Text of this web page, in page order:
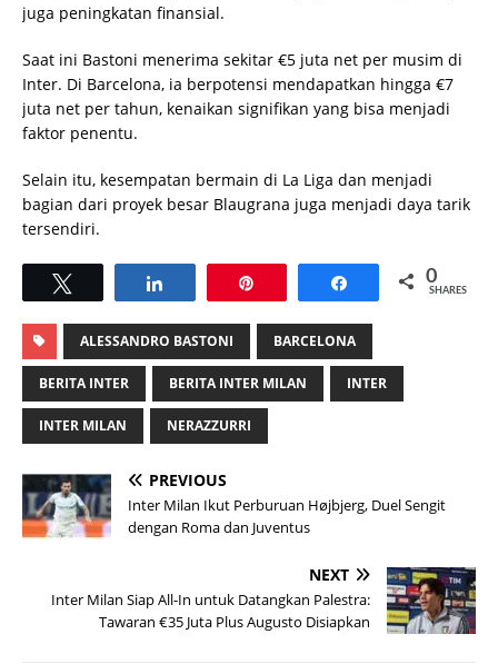
juga peningkatan finansial.
Saat ini Bastoni menerima sekitar €5 juta net per musim di
Inter. Di Barcelona, ia berpotensi mendapatkan hingga €7
juta net per tahun, kenaikan signifikan yang bisa menjadi
faktor penentu.
Selain itu, kesempatan bermain di La Liga dan menjadi
bagian dari proyek besar Blaugrana juga menjadi daya tarik
tersendiri.
Share 0
SHARES
ALESSANDRO BASTONI BARCELONA
BERITA INTER BERITA INTER MILAN INTER
INTER MILAN NERAZZURRI
PREVIOUS
Inter Milan Ikut Perburuan Højbjerg, Duel Sengit
dengan Roma dan Juventus
NEXT
Inter Milan Siap All-In untuk Datangkan Palestra:
Tawaran €35 Juta Plus Augusto Disiapkan